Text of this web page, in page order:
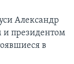
Александр
президентом
в